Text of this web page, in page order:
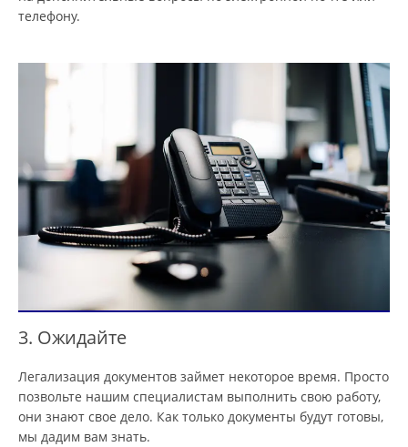
телефону.
3. Ожидайте
Легализация документов займет некоторое время. Просто
позвольте нашим специалистам выполнить свою работу,
они знают свое дело. Как только документы будут готовы,
мы дадим вам знать.